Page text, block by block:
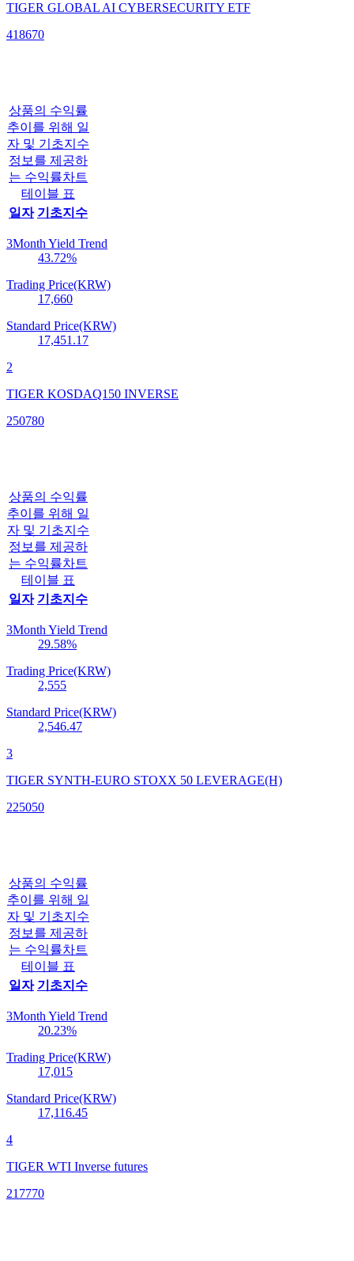
TIGER GLOBAL AI CYBERSECURITY ETF
418670
상품의 수익률
추이를 위해 일
자 및 기초지수
정보를 제공하
는 수익률차트
테이블 표
일자 기초지수
3Month Yield Trend
43.72%
Trading Price(KRW)
17,660
Standard Price(KRW)
17,451.17
2
TIGER KOSDAQ150 INVERSE
250780
상품의 수익률
추이를 위해 일
자 및 기초지수
정보를 제공하
는 수익률차트
테이블 표
일자 기초지수
3Month Yield Trend
29.58%
Trading Price(KRW)
2,555
Standard Price(KRW)
2,546.47
3
TIGER SYNTH-EURO STOXX 50 LEVERAGE(H)
225050
상품의 수익률
추이를 위해 일
자 및 기초지수
정보를 제공하
는 수익률차트
테이블 표
일자 기초지수
3Month Yield Trend
20.23%
Trading Price(KRW)
17,015
Standard Price(KRW)
17,116.45
4
TIGER WTI Inverse futures
217770